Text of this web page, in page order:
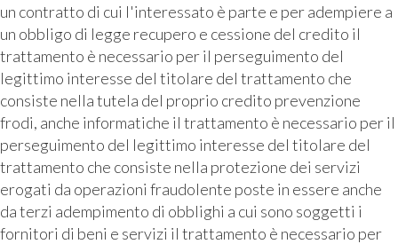
un contratto di cui l'interessato è parte e per adempiere a
un obbligo di legge recupero e cessione del credito il
trattamento è necessario per il perseguimento del
legittimo interesse del titolare del trattamento che
consiste nella tutela del proprio credito prevenzione
frodi, anche informatiche il trattamento è necessario per il
perseguimento del legittimo interesse del titolare del
trattamento che consiste nella protezione dei servizi
erogati da operazioni fraudolente poste in essere anche
da terzi adempimento di obblighi a cui sono soggetti i
fornitori di beni e servizi il trattamento è necessario per